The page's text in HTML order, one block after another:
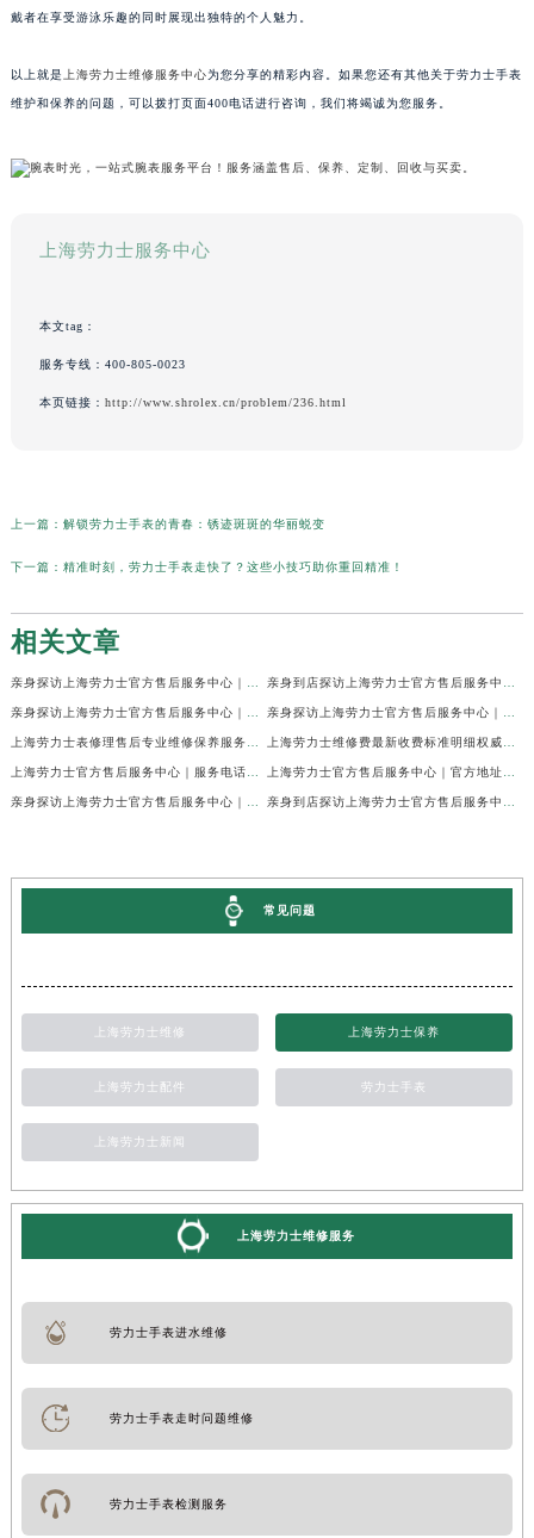
戴者在享受游泳乐趣的同时展现出独特的个人魅力。
以上就是 上海劳力士维修服务中心为您分享的精彩内容。如果您还有其他关于劳力士手表
维护和保养的问题，可以拨打页面400电话进行咨询，我们将竭诚为您服务。
上海劳力士服务中心
本文tag：
服务专线： 400-805-0023
本页链接： http://www.shrolex.cn/problem/236.html
上一篇： 解锁劳力士手表的青春：锈迹斑斑的华丽蜕变
下一篇： 精准时刻，劳力士手表走快了？这些小技巧助你重回精准！
相关文章
常见问题
上海劳力士维修 上海劳力士保养
上海劳力士配件 劳力士手表
上海劳力士新闻
上海劳力士维修服务
劳力士手表进水维修
劳力士手表走时问题维修
劳力士手表检测服务